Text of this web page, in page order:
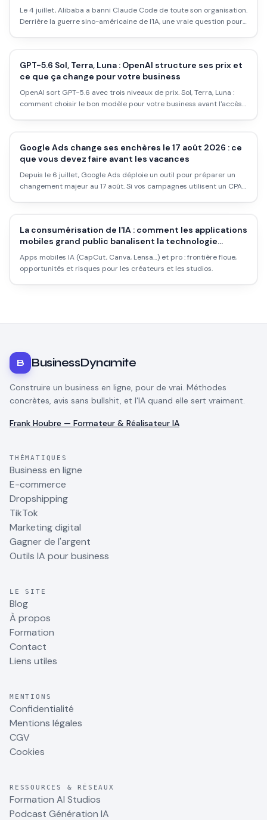
Le 4 juillet, Alibaba a banni Claude Code de toute son organisation.
Derrière la guerre sino-américaine de l'IA, une vraie question pour
GPT-5.6 Sol, Terra, Luna : OpenAI structure ses prix et
ce que ça change pour votre business
OpenAI sort GPT-5.6 avec trois niveaux de prix. Sol, Terra, Luna :
comment choisir le bon modèle pour votre business avant l'accès
Google Ads change ses enchères le 17 août 2026 : ce
que vous devez faire avant les vacances
Depuis le 6 juillet, Google Ads déploie un outil pour préparer un
changement majeur au 17 août. Si vos campagnes utilisent un CPA
La consumérisation de l'IA : comment les applications
mobiles grand public banalisent la technologie
professionnelle
Apps mobiles IA (CapCut, Canva, Lensa…) et pro : frontière floue,
opportunités et risques pour les créateurs et les studios.
B BusinessDynamite
Construire un business en ligne, pour de vrai. Méthodes
concrètes, avis sans bullshit, et l'IA quand elle sert vraiment.
Frank Houbre — Formateur & Réalisateur IA
THÉMATIQUES
Business en ligne
E-commerce
Dropshipping
TikTok
Marketing digital
Gagner de l'argent
Outils IA pour business
LE SITE
Blog
À propos
Formation
Contact
Liens utiles
MENTIONS
Confidentialité
Mentions légales
CGV
Cookies
RESSOURCES & RÉSEAUX
Formation AI Studios
Podcast Génération IA